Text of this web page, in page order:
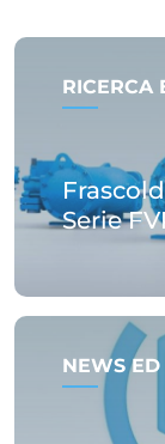
RICERCA
Serie
NEWS